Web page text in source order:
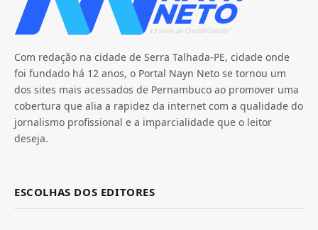
Com redação na cidade de Serra Talhada-PE, cidade onde
foi fundado há 12 anos, o Portal Nayn Neto se tornou um
dos sites mais acessados de Pernambuco ao promover uma
cobertura que alia a rapidez da internet com a qualidade do
jornalismo profissional e a imparcialidade que o leitor
deseja.
ESCOLHAS DOS EDITORES